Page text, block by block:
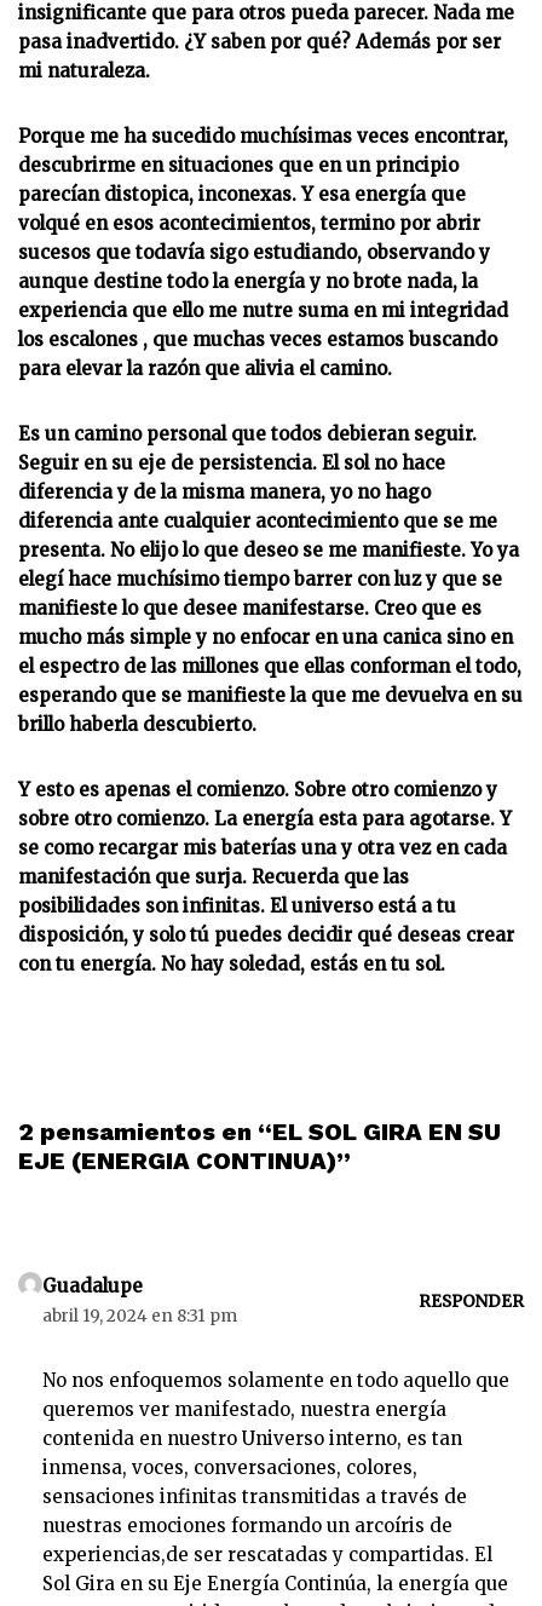
insignificante que para otros pueda parecer. Nada me
pasa inadvertido. ¿Y saben por qué? Además por ser
mi naturaleza.
Porque me ha sucedido muchísimas veces encontrar,
descubrirme en situaciones que en un principio
parecían distopica, inconexas. Y esa energía que
volqué en esos acontecimientos, termino por abrir
sucesos que todavía sigo estudiando, observando y
aunque destine todo la energía y no brote nada, la
experiencia que ello me nutre suma en mi integridad
los escalones , que muchas veces estamos buscando
para elevar la razón que alivia el camino.
Es un camino personal que todos debieran seguir.
Seguir en su eje de persistencia. El sol no hace
diferencia y de la misma manera, yo no hago
diferencia ante cualquier acontecimiento que se me
presenta. No elijo lo que deseo se me manifieste. Yo ya
elegí hace muchísimo tiempo barrer con luz y que se
manifieste lo que desee manifestarse. Creo que es
mucho más simple y no enfocar en una canica sino en
el espectro de las millones que ellas conforman el todo,
esperando que se manifieste la que me devuelva en su
brillo haberla descubierto.
Y esto es apenas el comienzo. Sobre otro comienzo y
sobre otro comienzo. La energía esta para agotarse. Y
se como recargar mis baterías una y otra vez en cada
manifestación que surja. Recuerda que las
posibilidades son infinitas. El universo está a tu
disposición, y solo tú puedes decidir qué deseas crear
con tu energía. No hay soledad, estás en tu sol.
2 pensamientos en “EL SOL GIRA EN SU
EJE (ENERGIA CONTINUA)”
Guadalupe
abril 19, 2024 en 8:31 pm
RESPONDER
No nos enfoquemos solamente en todo aquello que
queremos ver manifestado, nuestra energía
contenida en nuestro Universo interno, es tan
inmensa, voces, conversaciones, colores,
sensaciones infinitas transmitidas a través de
nuestras emociones formando un arcoíris de
experiencias,de ser rescatadas y compartidas. El
Sol Gira en su Eje Energía Continúa, la energía que